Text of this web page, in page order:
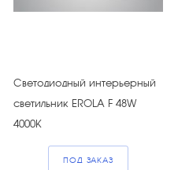
Светодиодный интерьерный
светильник EROLA F 48W
4000К
ПОД ЗАКАЗ